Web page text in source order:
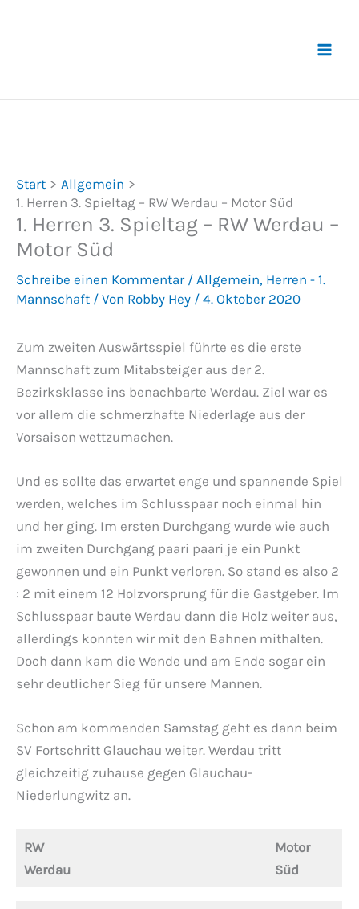
Start
Allgemein
1. Herren 3. Spieltag – RW Werdau – Motor Süd
1. Herren 3. Spieltag – RW Werdau –
Motor Süd
Schreibe einen Kommentar / Allgemein, Herren - 1.
Mannschaft / Von Robby Hey / 4. Oktober 2020
Zum zweiten Auswärtsspiel führte es die erste
Mannschaft zum Mitabsteiger aus der 2.
Bezirksklasse ins benachbarte Werdau. Ziel war es
vor allem die schmerzhafte Niederlage aus der
Vorsaison wettzumachen.
Und es sollte das erwartet enge und spannende Spiel
werden, welches im Schlusspaar noch einmal hin
und her ging. Im ersten Durchgang wurde wie auch
im zweiten Durchgang paari paari je ein Punkt
gewonnen und ein Punkt verloren. So stand es also 2
: 2 mit einem 12 Holzvorsprung für die Gastgeber. Im
Schlusspaar baute Werdau dann die Holz weiter aus,
allerdings konnten wir mit den Bahnen mithalten.
Doch dann kam die Wende und am Ende sogar ein
sehr deutlicher Sieg für unsere Mannen.
Schon am kommenden Samstag geht es dann beim
SV Fortschritt Glauchau weiter. Werdau tritt
gleichzeitig zuhause gegen Glauchau-
Niederlungwitz an.
RW
Werdau
Motor
Süd